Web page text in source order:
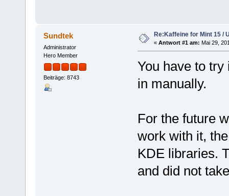
Sundtek
Administrator
Hero Member
Beiträge: 8743
Re:Kaffeine for Mint 15 /
« Antwort #1 am: Mai 29,
You have to
in manually.
For the future
work with it,
KDE libraries.
and did not